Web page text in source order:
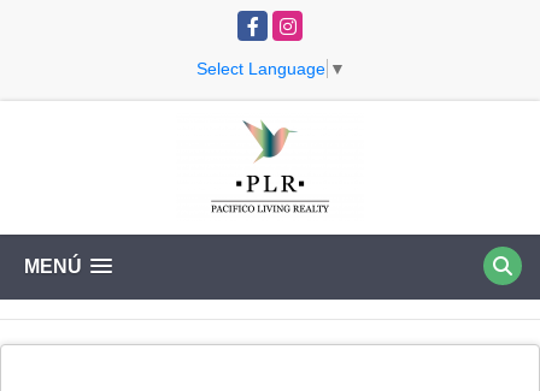
FacebookInstagram
Select Language ▼
MENÚ